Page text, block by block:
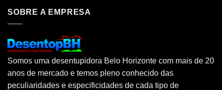
SOBRE A EMPRESA
Somos uma desentupidora Belo Horizonte com mais de 20
anos de mercado e temos pleno conhecido das
peculiaridades e especificidades de cada tipo de